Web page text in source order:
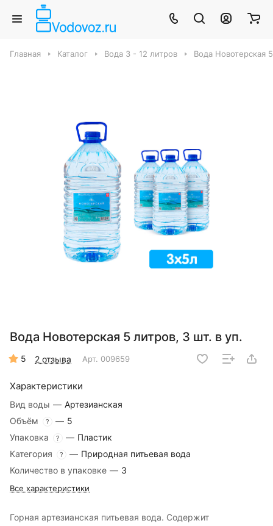
Главная Каталог Вода 3 - 12 литров Вода Новотерская
Вода Новотерская 5 литров, 3 шт. в уп.
5 2 отзыва Арт. 009659
Характеристики
Вид воды — Артезианская
Объём
? — 5
Упаковка
? — Пластик
Категория
? — Природная питьевая вода
Количество в упаковке — 3
Все характеристики
Горная артезианская питьевая вода. Содержит